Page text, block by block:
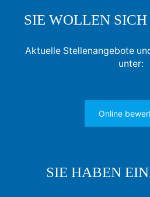
SIE WOLLEN
Aktuelle Stellenangebote
unter:
Online
SIE HABEN